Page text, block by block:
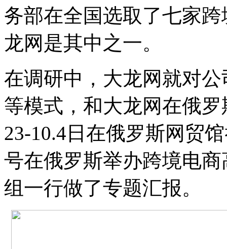
务部在全国选取了七家
龙网是其中之一。
在调研中，大龙网就对
等模式，和大龙网在俄
23-10.4日在俄罗斯网贸
号在俄罗斯举办跨境电
组一行做了专题汇报。